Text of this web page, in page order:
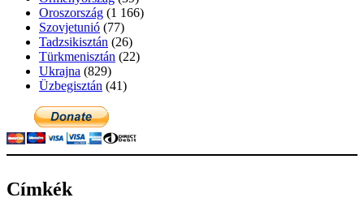
Oroszország (1 166)
Szovjetunió (77)
Tadzsikisztán (26)
Türkmenisztán (22)
Ukrajna (829)
Üzbegisztán (41)
Címkék